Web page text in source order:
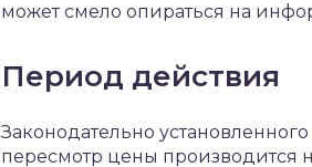
может смело опираться на
Период действия
Законодательно
пересмотр цены производится